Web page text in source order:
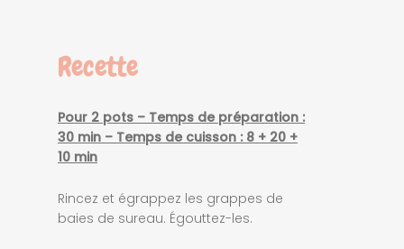
Recette
Pour 2 pots – Temps de préparation :
30 min – Temps de cuisson : 8 + 20 +
10 min
Rincez et égrappez les grappes de
baies de sureau. Égouttez-les.